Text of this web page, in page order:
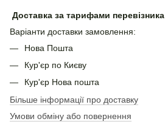
Доставка за тарифами перевізника
Варіанти доставки замовлення:
Нова Пошта
Кур'єр по Києву
Кур'єр Нова пошта
Більше інформації про доставку
Умови обміну або повернення